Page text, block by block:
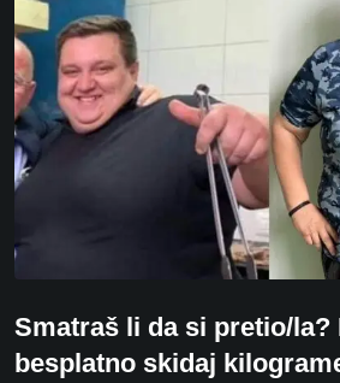
Smatraš li da si pretio/la?
besplatno skidaj